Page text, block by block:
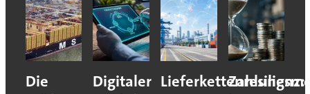
Die
Digitaler Lieferkettenresilienz: